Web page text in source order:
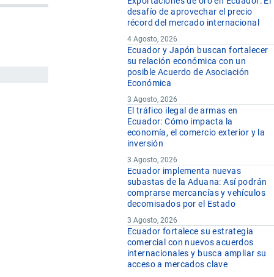
desafío de aprovechar el precio
récord del mercado internacional
4 Agosto, 2026
Ecuador y Japón buscan fortalecer
su relación económica con un
posible Acuerdo de Asociación
Económica
3 Agosto, 2026
El tráfico ilegal de armas en
Ecuador: Cómo impacta la
economía, el comercio exterior y la
inversión
3 Agosto, 2026
Ecuador implementa nuevas
subastas de la Aduana: Así podrán
comprarse mercancías y vehículos
decomisados por el Estado
3 Agosto, 2026
Ecuador fortalece su estrategia
comercial con nuevos acuerdos
internacionales y busca ampliar su
acceso a mercados clave